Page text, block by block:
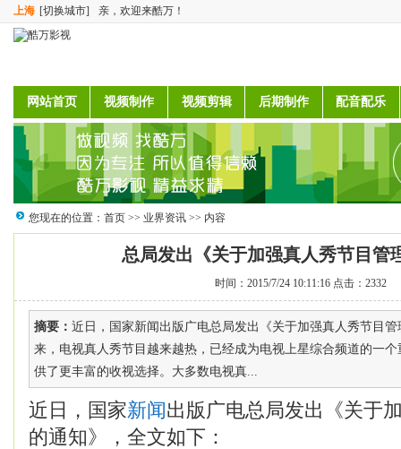
上海 [切换城市] 亲，欢迎来酷万！
网站首页 视频制作 视频剪辑 后期制作 配音配乐
您现在的位置： 首页 >> 业界资讯 >> 内容
总局发出《关于加强真人秀节目管
时间：2015/7/24 10:11:16 点击：2332
摘要： 近日，国家新闻出版广电总局发出《关于加强真人秀节目
来，电视真人秀节目越来越热，已经成为电视上星综合频道的一
供了更丰富的收视选择。大多数电视真...
近日，国家新闻出版广电总局发出《关于
的通知》，全文如下：